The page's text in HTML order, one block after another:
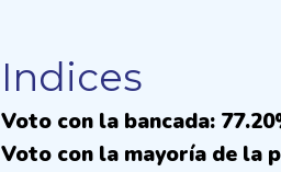
Indices
Voto con la bancada:
Voto con la mayoría de la